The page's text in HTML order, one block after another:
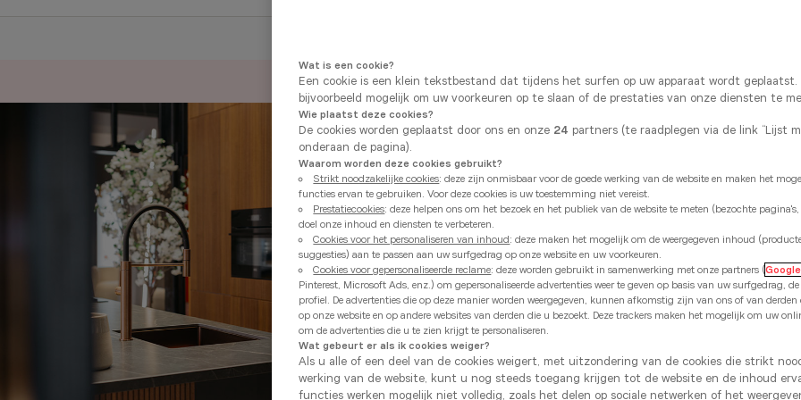
Toegankelijke
Ons engagement? U kwaliteitsmaterialen en
bieden waarmee u uw keuken echt kunt
bepaald budget.
Wij sluiten geen compromissen en bieden het
hout, maatwerk, bijpassende kastinterieurs...
U profiteert ook van de best mogelijke service
tot het volledig is afgewerkt.
Toegankelijke premium? Dat betekent dat u
Wat is een cookie?
Een cookie is een klein tekstbestand dat tijdens het surfen op uw apparaat wordt
bijvoorbeeld mogelijk om uw voorkeuren op te slaan of de prestaties van onze diensten te
Wie plaatst deze cookies?
De cookies worden geplaatst door ons en onze 24 partners (te raadplegen via de link “Lijst
onderaan de pagina).
Waarom worden deze cookies gebruikt?
Strikt noodzakelijke cookies: deze zijn onmisbaar voor de goede werking van de website en maken het
functies ervan te gebruiken. Voor deze cookies is uw toestemming niet vereist.
Prestatiecookies: deze helpen ons om het bezoek en het publiek van de website te meten (bezochte
doel onze inhoud en diensten te verbeteren.
Cookies voor het personaliseren van inhoud: deze maken het mogelijk om de weergegeven inhoud
suggesties) aan te passen aan uw surfgedrag op onze website en uw voorkeuren.
Cookies voor gepersonaliseerde reclame: deze worden gebruikt in samenwerking met onze partners (Google
Pinterest, Microsoft Ads, enz.) om gepersonaliseerde advertenties weer te geven op basis van uw surfgedrag,
profiel. De advertenties die op deze manier worden weergegeven, kunnen afkomstig zijn van ons of van derden
op onze website en op andere websites van derden die u bezoekt. Deze trackers maken het mogelijk om uw
om de advertenties die u te zien krijgt te personaliseren.
Wat gebeurt er als ik cookies weiger?
Als u alle of een deel van de cookies weigert, met uitzondering van de cookies die strikt
werking van de website, kunt u nog steeds toegang krijgen tot de website en de inhoud
functies werken mogelijk niet volledig, zoals het delen op sociale netwerken of het